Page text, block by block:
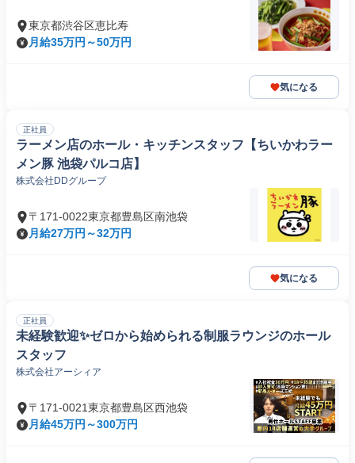
東京都渋谷区恵比寿
月給35万円～50万円
気になる
正社員
ラーメン店のホール・キッチンスタッフ【ちいかわラー
メン豚 池袋パルコ店】
株式会社DDグループ
〒171-0022東京都豊島区南池袋
月給27万円～32万円
気になる
正社員
未経験歓迎✨ゼロから始められる制服ラウンジのホール
スタッフ
株式会社アーシィア
〒171-0021東京都豊島区西池袋
月給45万円～300万円